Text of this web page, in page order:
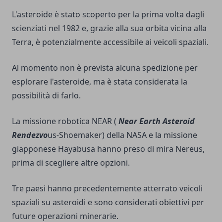
L'asteroide è stato scoperto per la prima volta dagli
scienziati nel 1982 e, grazie alla sua orbita vicina alla
Terra, è potenzialmente accessibile ai veicoli spaziali.
Al momento non è prevista alcuna spedizione per
esplorare l'asteroide, ma è stata considerata la
possibilità di farlo.
La missione robotica NEAR ( Near Earth Asteroid
Rendezvous-Shoemaker) della NASA e la missione
giapponese Hayabusa hanno preso di mira Nereus,
prima di scegliere altre opzioni.
Tre paesi hanno precedentemente atterrato veicoli
spaziali su asteroidi e sono considerati obiettivi per
future operazioni minerarie.